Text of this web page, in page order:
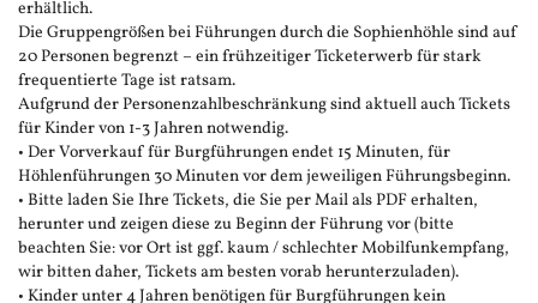
erhältlich.
Die Gruppengrößen bei Führungen durch die Sophienhöhle sind auf
20 Personen begrenzt – ein frühzeitiger Ticketerwerb für stark
frequentierte Tage ist ratsam.
Aufgrund der Personenzahlbeschränkung sind aktuell auch Tickets
für Kinder von 1-3 Jahren notwendig.
• Der Vorverkauf für Burgführungen endet 15 Minuten, für
Höhlenführungen 30 Minuten vor dem jeweiligen Führungsbeginn.
• Bitte laden Sie Ihre Tickets, die Sie per Mail als PDF erhalten,
herunter und zeigen diese zu Beginn der Führung vor (bitte
beachten Sie: vor Ort ist ggf. kaum / schlechter Mobilfunkempfang,
wir bitten daher, Tickets am besten vorab herunterzuladen).
• Kinder unter 4 Jahren benötigen für Burgführungen kein